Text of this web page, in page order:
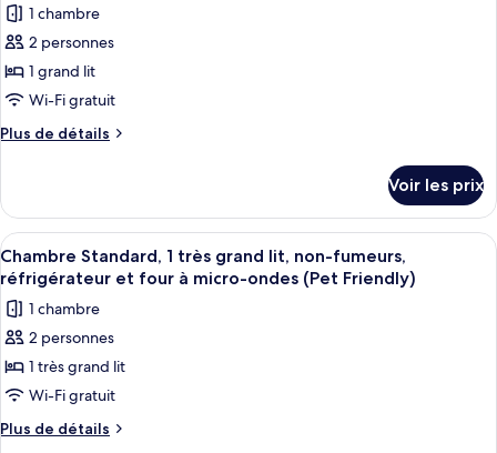
non-
fumeurs,
réfrigérateur
et
four
à
(Pet
Friendly)
Standard,
2
doubles,
non-
réfrigérateur
micro-
ondes
(Pet
Friendly)
photos
pour
ce
type
de
Standard,
grand
lit,
non-
fumeurs,
réfrigérateur
et
four
à
1 chambre
2 personnes
1 grand lit
Wi-Fi gratuit
Plus de détails
Plus
le
type
de
chambre
Chambre
Standard,
grand
lit,
non-
réfrigérateur
Voir les prix
Afficher
toutes
les
photos
pour
ce
type
de
Une chambre d’hôtel avec un lit, un
5
Chambre Standard, 1 très grand lit, non-fumeurs,
réfrigérateur et four à micro-ondes (Pet Friendly)
1 chambre
2 personnes
1 très grand lit
Wi-Fi gratuit
Plus de détails
Plus